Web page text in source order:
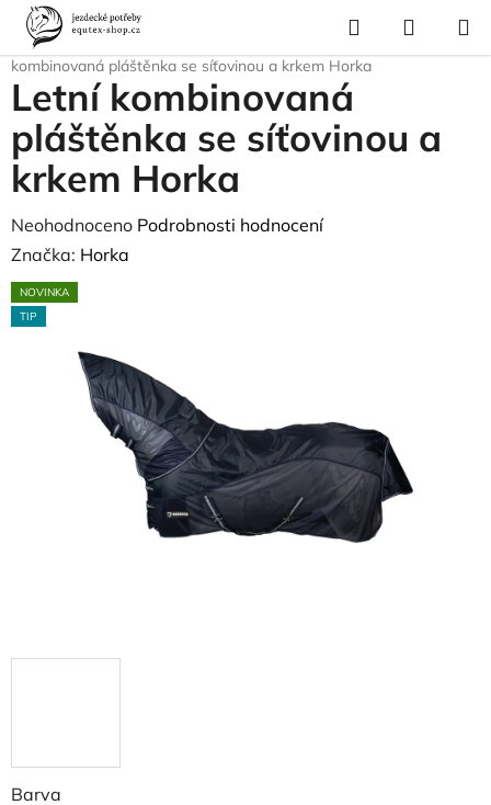
Přejít
obsah
Hledat
KOŠÍK
Domů
Pro koně
kombinovaná pláštěnka se síťovinou a krkem Horka
Barva
Letní kombinovaná
pláštěnka se síťovinou a
krkem Horka
Průměrné
hodnocení
produktu
je
Neohodnoceno Podrobnosti hodnocení
Značka: Horka
NOVINKA
TIP